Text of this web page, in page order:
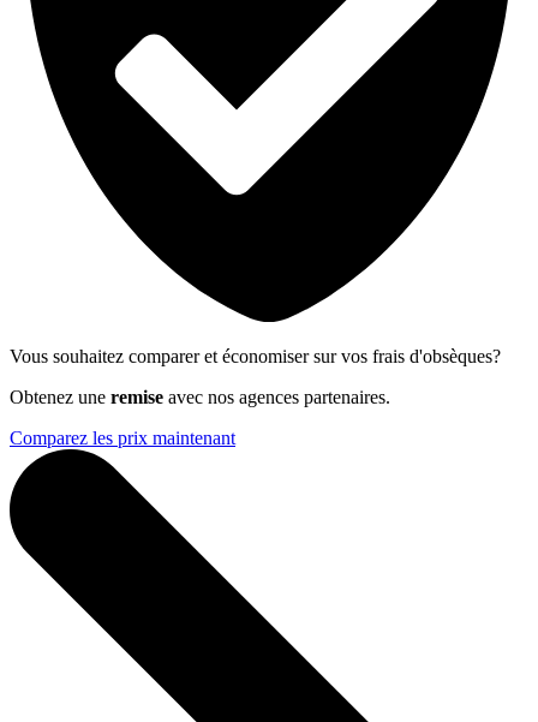
Vous souhaitez comparer et économiser sur vos frais d'obsèques?
Obtenez une remise avec nos agences partenaires.
Comparez les prix maintenant